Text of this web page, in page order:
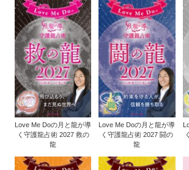
Love Me Doの月と龍が導
く守護龍占術 2027 救の
龍
Love Me Doの月と龍が導
く守護龍占術 2027 闘の
龍